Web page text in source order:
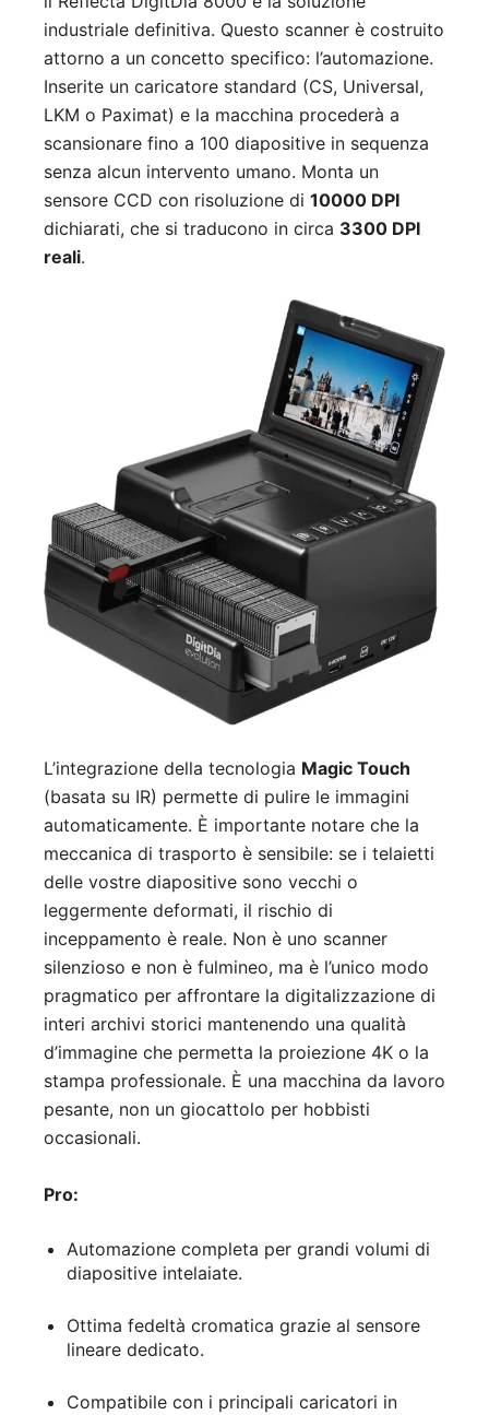
industriale definitiva. Questo scanner è costruito
attorno a un concetto specifico: l’automazione.
Inserite un caricatore standard (CS, Universal,
LKM o Paximat) e la macchina procederà a
scansionare fino a 100 diapositive in sequenza
senza alcun intervento umano. Monta un
sensore CCD con risoluzione di 10000 DPI
dichiarati, che si traducono in circa 3300 DPI
reali.
L’integrazione della tecnologia Magic Touch
(basata su IR) permette di pulire le immagini
automaticamente. È importante notare che la
meccanica di trasporto è sensibile: se i telaietti
delle vostre diapositive sono vecchi o
leggermente deformati, il rischio di
inceppamento è reale. Non è uno scanner
silenzioso e non è fulmineo, ma è l’unico modo
pragmatico per affrontare la digitalizzazione di
interi archivi storici mantenendo una qualità
d’immagine che permetta la proiezione 4K o la
stampa professionale. È una macchina da lavoro
pesante, non un giocattolo per hobbisti
occasionali.
Pro:
Automazione completa per grandi volumi di
diapositive intelaiate.
Ottima fedeltà cromatica grazie al sensore
lineare dedicato.
Compatibile con i principali caricatori in